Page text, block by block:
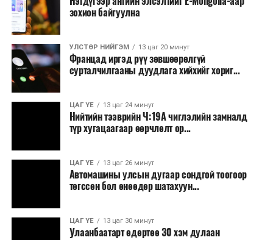
зохион байгуулна
УЛСТӨР НИЙГЭМ 13 цаг 20 минут
Францад иргэд рүү зөвшөөрөлгүй
сурталчилгааны дуудлага хийхийг хориг...
ЦАГ ҮЕ 13 цаг 24 минут
Нийтийн тээврийн Ч:19А чиглэлийн замналд
түр хугацаагаар өөрчлөлт ор...
ЦАГ ҮЕ 13 цаг 26 минут
Автомашины улсын дугаар сондгой тоогоор
төгссөн бол өнөөдөр шатахуун...
ЦАГ ҮЕ 13 цаг 30 минут
Улаанбаатарт өдөртөө 30 хэм дулаан